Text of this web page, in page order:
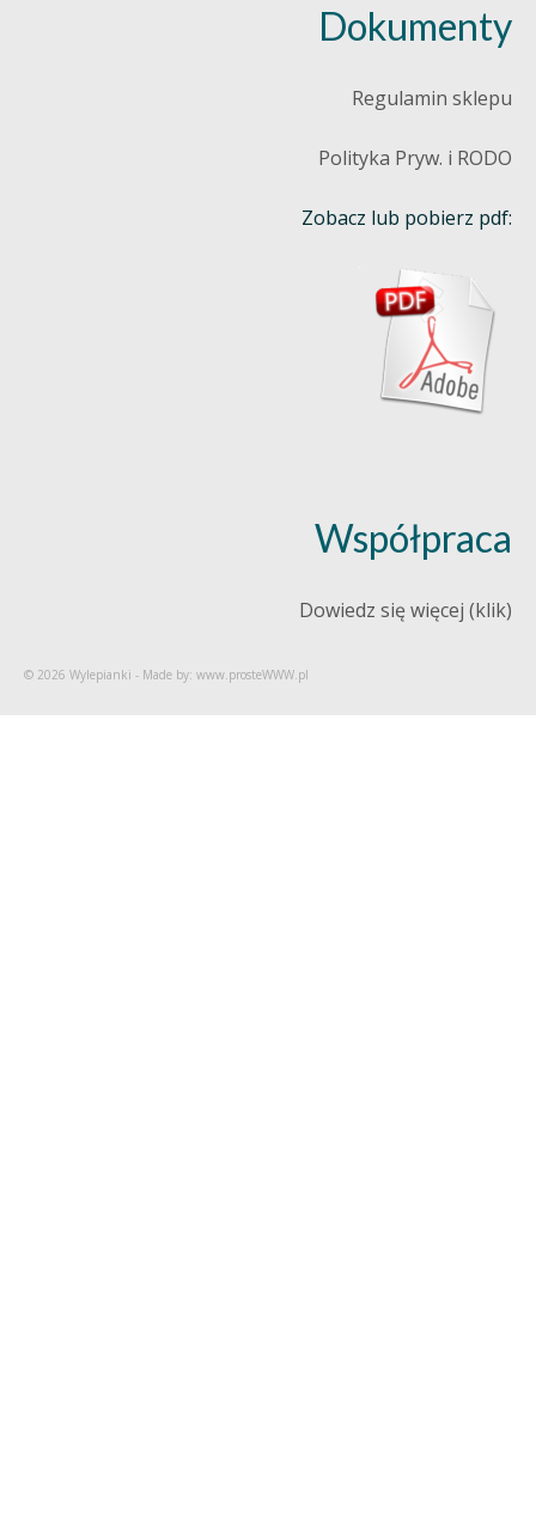
Dokumenty
Regulamin sklepu
Polityka Pryw. i RODO
Zobacz lub pobierz pdf:
Współpraca
Dowiedz się więcej (klik)
© 2026 Wylepianki - Made by: www.prosteWWW.pl